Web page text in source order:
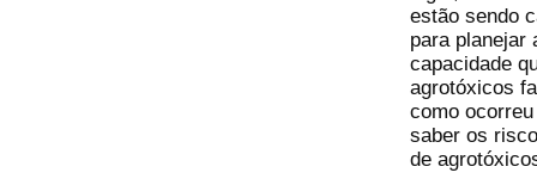
estão sendo
para planejar
capacidade
agrotóxicos
como
saber os
de